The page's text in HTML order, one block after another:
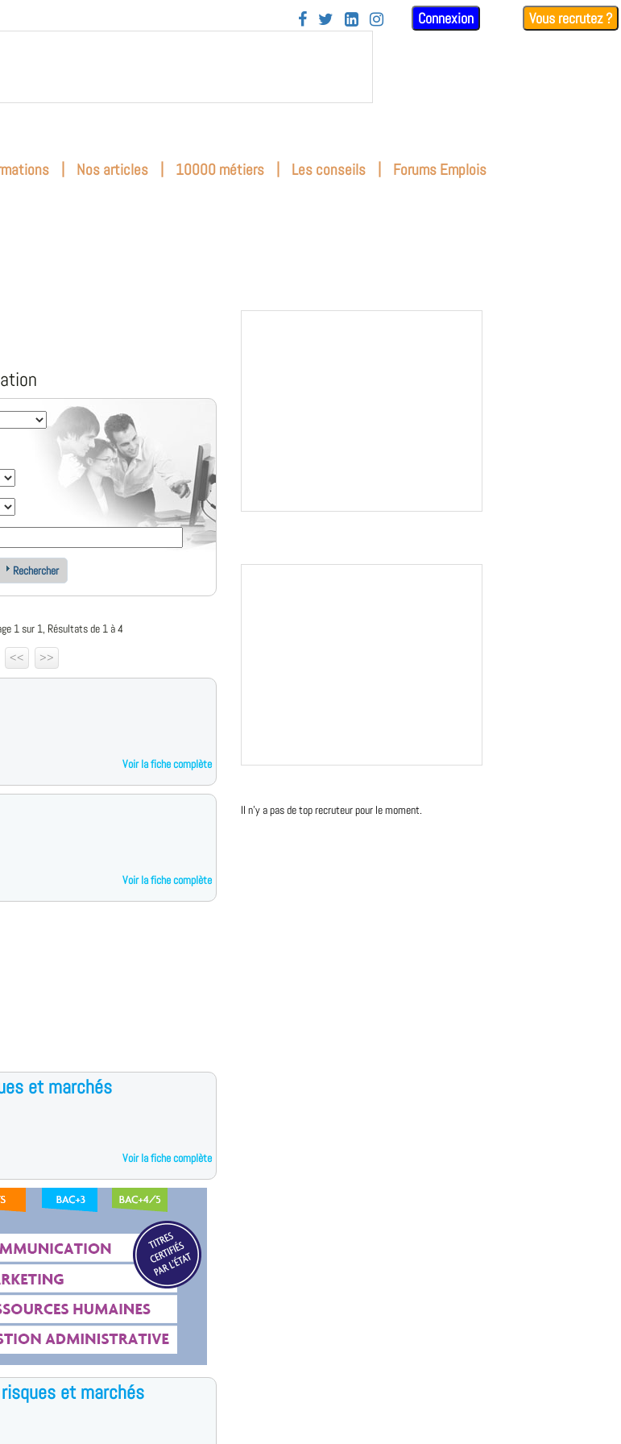
    Connexion Vous recrutez ?
| Nos articles | 10000 métiers | Les conseils | Forums Emplois
Rechercher
1 sur 1, Résultats de 1 à 4
<<
>>
Voir la fiche complète
Voir la fiche complète
et marchés
Voir la fiche complète
et marchés
Il n'y a pas de top recruteur pour le moment.